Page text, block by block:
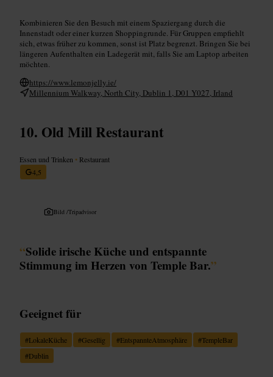
Kombinieren Sie den Besuch mit einem Spaziergang durch die
Innenstadt oder einer kurzen Shoppingrunde. Für Gruppen empfiehlt
sich, etwas früher zu kommen, sonst ist Platz begrenzt. Bringen Sie bei
längeren Aufenthalten ein Ladegerät mit, falls Sie am Laptop arbeiten
möchten.
https://www.lemonjelly.ie/
Millennium Walkway, North City, Dublin 1, D01 Y027, Irland
Old Mill Restaurant
Essen und Trinken • Restaurant
4,5
Bild /Tripadvisor
“Solide irische Küche und entspannte
Stimmung im Herzen von Temple Bar.”
Geeignet für
#LokaleKüche #Gesellig #EntspannteAtmosphäre #TempleBar
#Dublin